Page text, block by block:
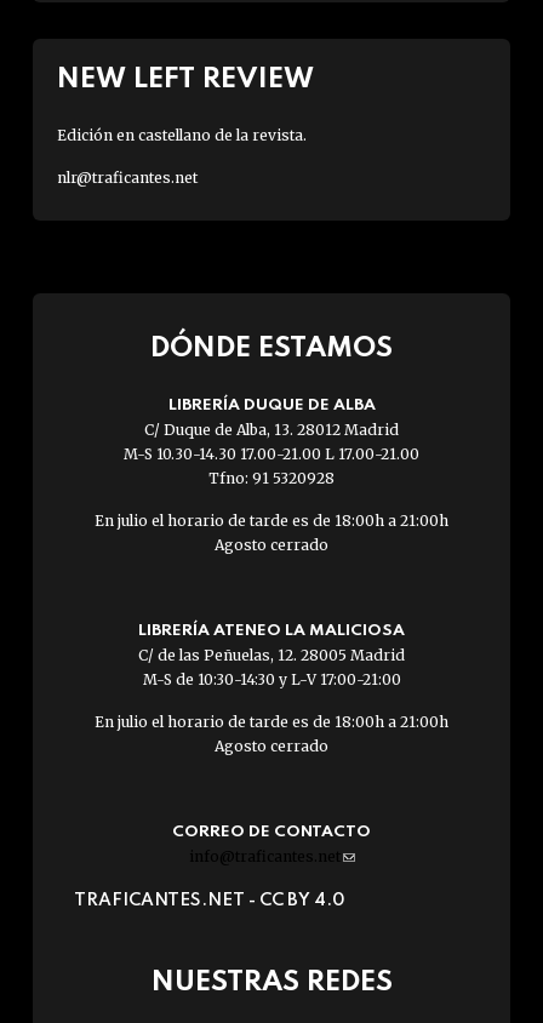
NEW LEFT REVIEW
Edición en castellano de la revista.
nlr@traficantes.net
DÓNDE ESTAMOS
LIBRERÍA DUQUE DE ALBA
C/ Duque de Alba, 13. 28012 Madrid
M-S 10.30-14.30 17.00-21.00 L 17.00-21.00
Tfno: 91 5320928
En julio el horario de tarde es de 18:00h a 21:00h
Agosto cerrado
LIBRERÍA ATENEO LA MALICIOSA
C/ de las Peñuelas, 12. 28005 Madrid
M-S de 10:30-14:30 y L-V 17:00-21:00
En julio el horario de tarde es de 18:00h a 21:00h
Agosto cerrado
CORREO DE CONTACTO
info@traficantes.net (link
e-
TRAFICANTES.NET - CC BY 4.0
NUESTRAS REDES